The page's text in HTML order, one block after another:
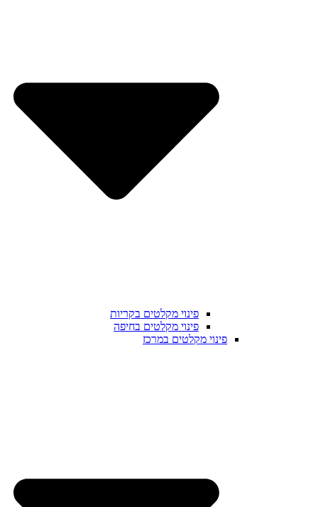
פינוי מקלטים בקריות
פינוי מקלטים בחיפה
פינוי מקלטים במרכז